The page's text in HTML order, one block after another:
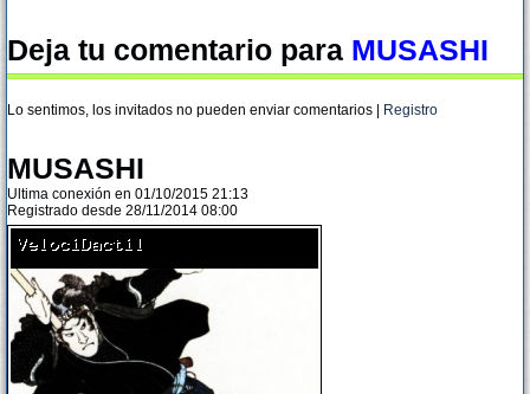
Deja tu comentario para MUSASHI
Lo sentimos, los invitados no pueden enviar comentarios | Registro
MUSASHI
Ultima conexión en 01/10/2015 21:13
Registrado desde 28/11/2014 08:00